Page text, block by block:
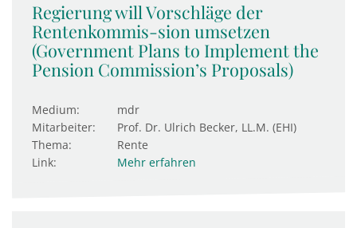
Regierung will Vorschläge der
Rentenkommis-sion umsetzen
(Government Plans to Implement the
Pension Commission’s Proposals)
Medium:
mdr
Mitarbeiter:
Prof. Dr. Ulrich Becker, LL.M. (EHI)
Thema:
Rente
Link:
Mehr erfahren